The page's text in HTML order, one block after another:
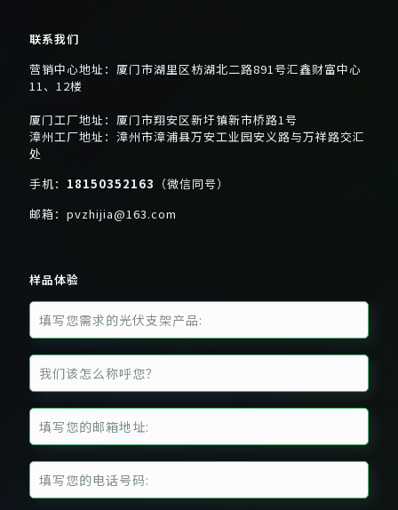
联系我们
营销中心地址：厦门市湖里区枋湖北二路891号汇鑫财富中心
11、12楼
厦门工厂地址：厦门市翔安区新圩镇新市桥路1号
漳州工厂地址：漳州市漳浦县万安工业园安义路与万祥路交汇
处
手机： 18150352163 （微信同号）
邮箱： pvzhijia@163.com
样品体验